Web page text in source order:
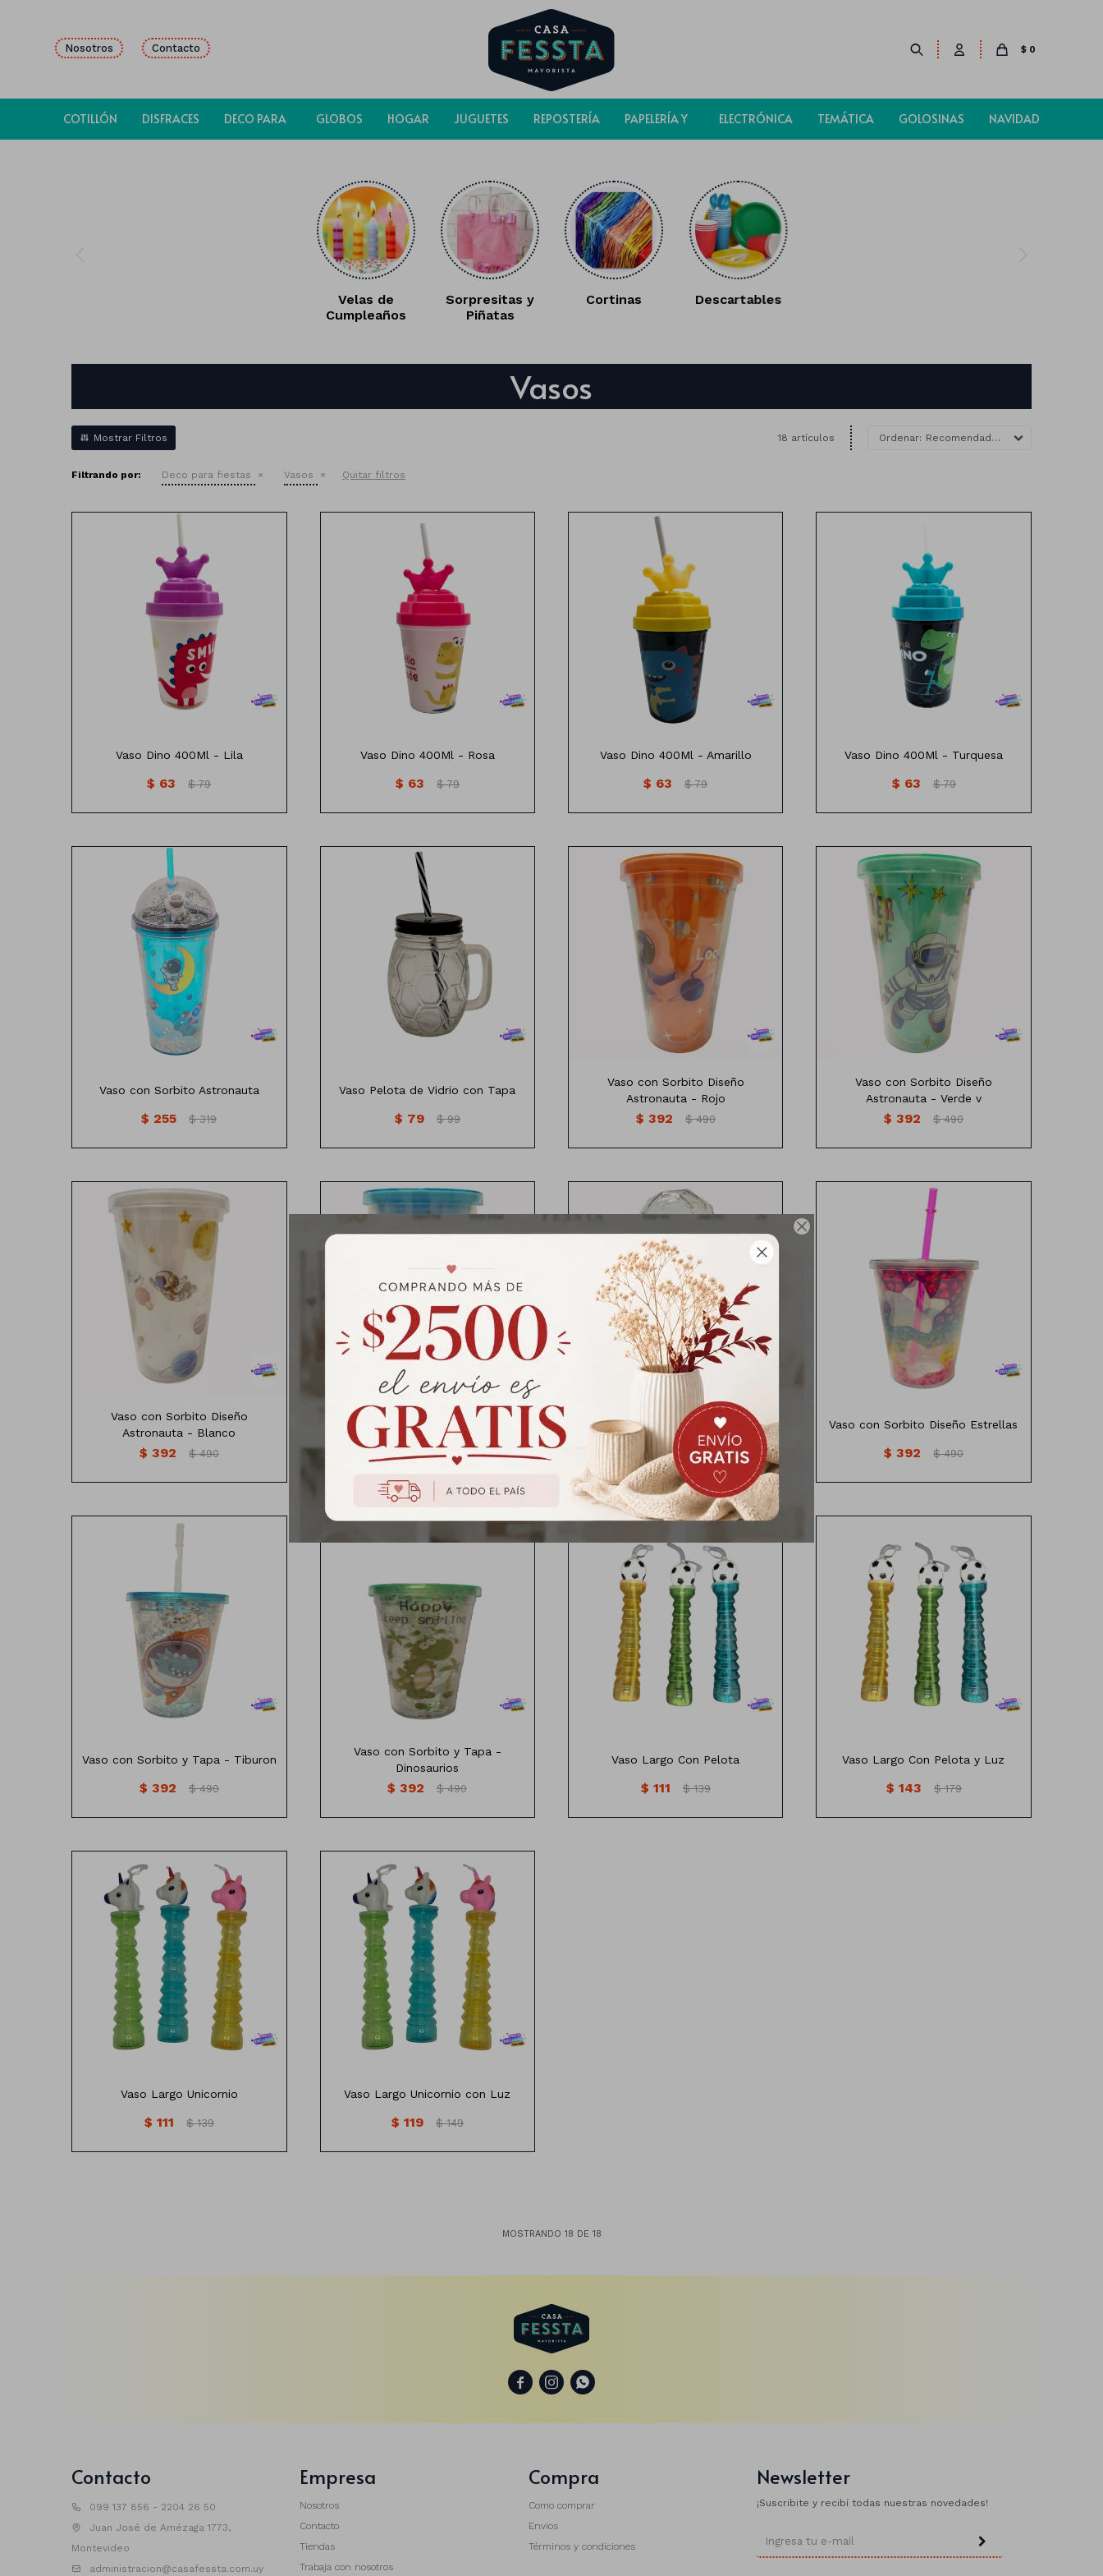

COTILLÓN DISFRACES DECO PARA GLOBOS HOGAR JUGUETES REPOSTERÍA PAPELERÍA Y ELECTRÓNICA TEMÁTICA GOLOSINAS NAVIDAD
$ 0
Nosotros Contacto
Velas de
Cumpleaños
Sorpresitas y
Piñatas
Cortinas Descartables
Vasos
18 artículos Recomendados
Filtrando por: Deco para fiestas Vasos Quitar filtros
Vaso Dino 400Ml - Lila
$ 63 $ 79
Vaso Dino 400Ml - Rosa
$ 63 $ 79
Vaso Dino 400Ml - Amarillo
$ 63 $ 79
Vaso Dino 400Ml - Turquesa
$ 63 $ 79
Vaso diseño Astronauta
Medida: 10cm x15.8 cm
Vaso con Sorbito Astronauta
$ 255 $ 319
Vaso Vidrio Pelota de futbol
Vaso Pelota de Vidrio con Tapa
$ 79 $ 99
Vaso con sorbito diseño astronauta
Vaso con Sorbito Diseño
Astronauta - Rojo
$ 392 $ 490
Vaso con sorbito diseño astronauta
Vaso con Sorbito Diseño
Astronauta - Verde v
$ 392 $ 490
Vaso con sorbito diseño astronauta
Vaso con Sorbito Diseño
Astronauta - Blanco
$ 392 $ 490
Vaso con sorbito diseño astronauta
Vaso con Sorbito Diseño
Astronauta - Celeste
$ 392 $ 490
Vaso con tapa y sorbito
tornasolado
Vaso con Sorbito y Tapa
Tornasolado
$ 392 $ 490
Vaso con sorbito diseño estrella
Vaso con Sorbito Diseño Estrellas
$ 392 $ 490
Vaso con Sorbito y Tapa - Tiburon
$ 392 $ 490
Vaso con Sorbito y Tapa -
Dinosaurios
$ 392 $ 490
Vaso Largo con Pelota
Diferentes colores
Vaso Largo Con Pelota
$ 111 $ 139
Vaso Largo con pelota y luz
Diferentes colores
Vaso Largo Con Pelota y Luz
$ 143 $ 179
Vaso Largo Diseño Unicornio varios
colores
Vaso Largo Unicornio
$ 111 $ 139
Vaso Largo Unicornio Con Luz
Vaso Largo Unicornio con Luz
$ 119 $ 149
MOSTRANDO 18 DE 18
  
Contacto
099 137 856 - 2204 26 50
Juan José de Amézaga 1773,
Montevideo
administracion@casafessta.com.uy
Empresa
Nosotros
Contacto
Tiendas
Trabaja con nosotros
Compra
Como comprar
Envíos
Términos y condiciones
Newsletter
¡Suscribite y recibí todas nuestras novedades!